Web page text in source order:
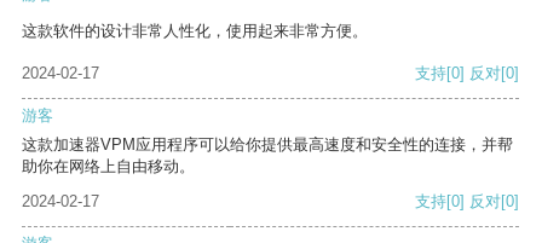
这款软件的设计非常人性化，使用起来非常方便。
2024-02-17 支持[0] 反对[0]
游客
这款加速器VPM应用程序可以给你提供最高速度和安全性的连接，并帮
助你在网络上自由移动。
2024-02-17
支持[0] 反对[0]